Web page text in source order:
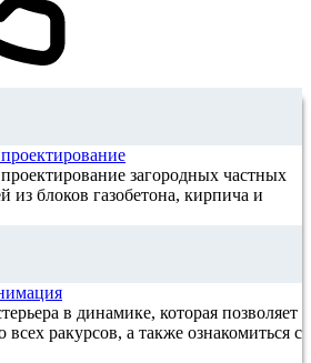
загородных частных
из блоков газобетона, кирпича и
в динамике, которая позволяет
всех ракурсов, а также ознакомиться с